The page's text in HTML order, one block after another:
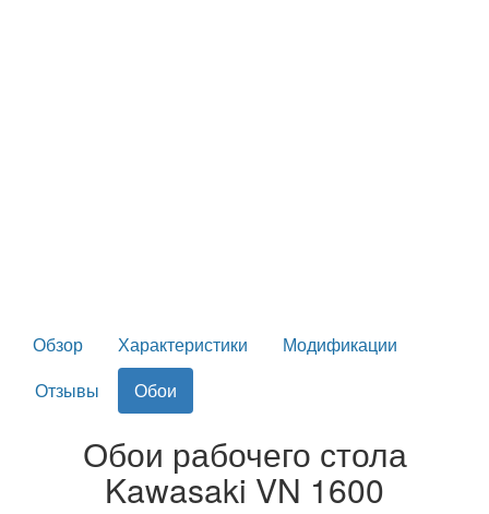
Обзор Характеристики
Модификации
Отзывы
Обои
Обои рабочего стола
Kawasaki VN 1600